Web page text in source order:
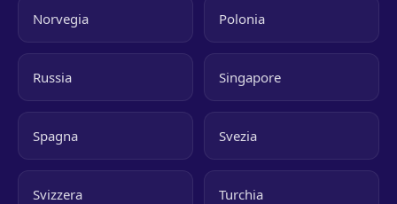
Norvegia Polonia
Russia Singapore
Spagna Svezia
Svizzera Turchia